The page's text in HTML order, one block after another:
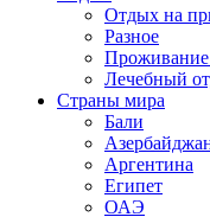
Отдых на
Разное
Лечебный
Страны мира
Бали
Аргентина
Египет
ОАЭ